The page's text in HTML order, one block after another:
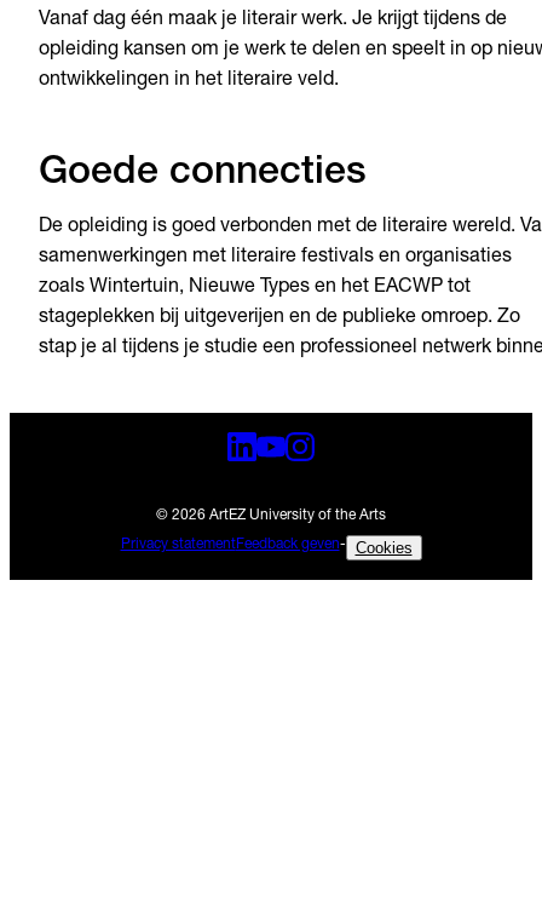
Vanaf dag één maak je literair werk. Je krijgt tijdens de
opleiding kansen om je werk te delen en speelt in op
ontwikkelingen in het literaire veld.
Goede connecties
De opleiding is goed verbonden met de literaire wereld.
samenwerkingen met literaire festivals en organisaties
zoals Wintertuin, Nieuwe Types en het EACWP tot
stageplekken bij uitgeverijen en de publieke omroep. Zo
stap je al tijdens je studie een professioneel netwerk
© 2026 ArtEZ University of the Arts
Privacy statementFeedback geven- Cookies